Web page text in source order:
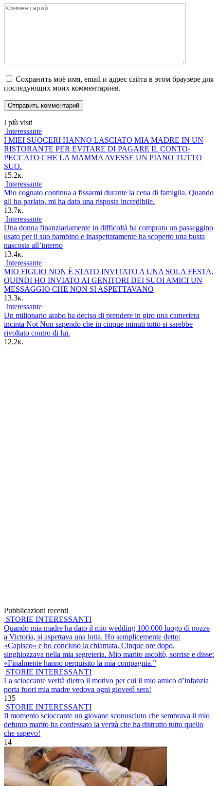
Комментарий
Сохранить моё имя, email и адрес сайта в этом браузере для
последующих моих комментариев.
I più visti
Interessante
I MIEI SUOCERI HANNO LASCIATO MIA MADRE IN UN
RISTORANTE PER EVITARE DI PAGARE IL CONTO-
PECCATO CHE LA MAMMA AVESSE UN PIANO TUTTO
SUO.
15.2к.
Interessante
Mio cognato continua a fissarmi durante la cena di famiglia. Quando
gli ho parlato, mi ha dato una risposta incredibile.
13.7к.
Interessante
Una donna finanziariamente in difficoltà ha comprato un passeggino
usato per il suo bambino e inaspettatamente ha scoperto una busta
nascosta all’interno
13.4к.
Interessante
MIO FIGLIO NON È STATO INVITATO A UNA SOLA FESTA,
QUINDI HO INVIATO AI GENITORI DEI SUOI AMICI UN
MESSAGGIO CHE NON SI ASPETTAVANO
13.3к.
Interessante
Un milionario arabo ha deciso di prendere in giro una cameriera
incinta Not Non sapendo che in cinque minuti tutto si sarebbe
rivoltato contro di lui.
12.2к.
Pubblicazioni recenti
STORIE INTERESSANTI
Quando mia madre ha dato il mio wedding 100.000 luogo di nozze
a Victoria, si aspettava una lotta. Ho semplicemente detto:
«Capisco» e ho concluso la chiamata. Cinque ore dopo,
singhiozzava nella mia segreteria. Mio marito ascoltò, sorrise e disse:
«Finalmente hanno perquisito la mia compagnia.”
STORIE INTERESSANTI
La scioccante verità dietro il motivo per cui il mio amico d’infanzia
porta fuori mia madre vedova ogni giovedì sera!
135
STORIE INTERESSANTI
Il momento scioccante un giovane sconosciuto che sembrava il mio
defunto marito ha confessato la verità che ha distrutto tutto quello
che sapevo!
14